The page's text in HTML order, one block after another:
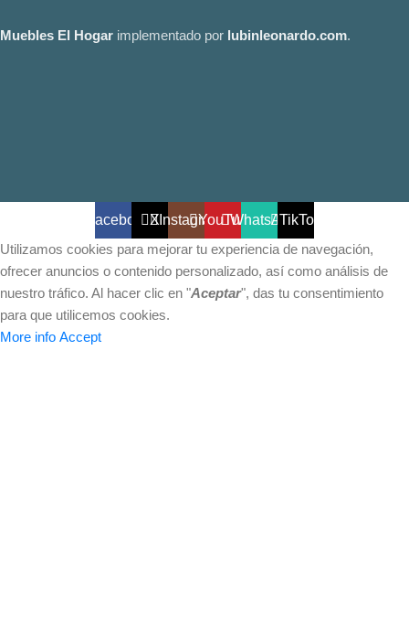
Muebles El Hogar implementado por lubinleonardo.com.
FacebookX InstagramYouTubeWhatsAppTikTok
Utilizamos cookies para mejorar tu experiencia de navegación,
ofrecer anuncios o contenido personalizado, así como análisis de
nuestro tráfico. Al hacer clic en "Aceptar", das tu consentimiento
para que utilicemos cookies.
More info Accept